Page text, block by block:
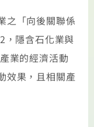
「向後關聯係
，隱含石化業與
業的經濟活動
效果，且相關產